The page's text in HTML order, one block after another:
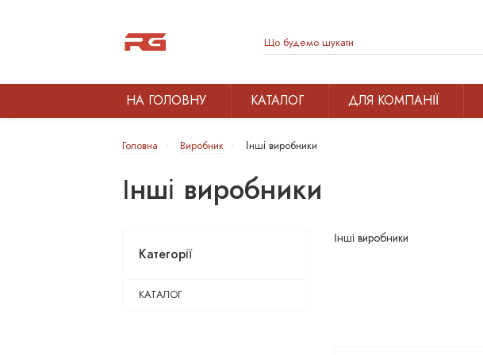
НА ГОЛОВНУ КАТАЛОГ ДЛЯ КОМПАНІЇ
Головна Виробник Інші виробники
Інші виробники
Категорії
КАТАЛОГ
Інші виробники